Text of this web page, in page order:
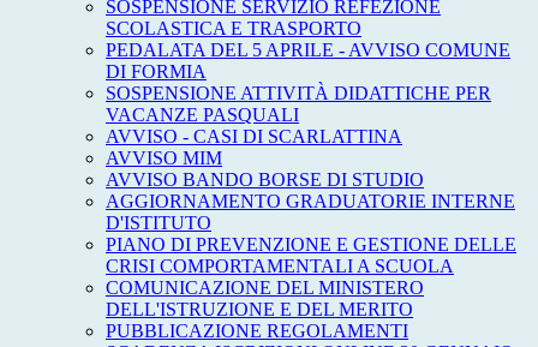
SOSPENSIONE SERVIZIO REFEZIONE
SCOLASTICA E TRASPORTO
PEDALATA DEL 5 APRILE - AVVISO COMUNE
DI FORMIA
SOSPENSIONE ATTIVITÀ DIDATTICHE PER
VACANZE PASQUALI
AVVISO - CASI DI SCARLATTINA
AVVISO MIM
AVVISO BANDO BORSE DI STUDIO
AGGIORNAMENTO GRADUATORIE INTERNE
D'ISTITUTO
PIANO DI PREVENZIONE E GESTIONE DELLE
CRISI COMPORTAMENTALI A SCUOLA
COMUNICAZIONE DEL MINISTERO
DELL'ISTRUZIONE E DEL MERITO
PUBBLICAZIONE REGOLAMENTI